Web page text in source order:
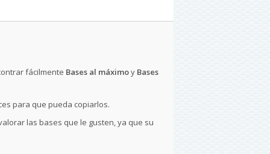
fácilmente Bases al máximoy Bases
para que pueda copiarlos.
las bases que le gusten, ya que su